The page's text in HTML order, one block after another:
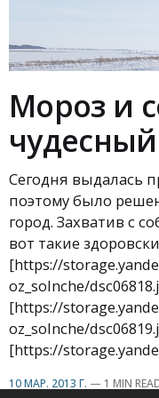
Мороз и
чудесный
Сегодня выдалась
поэтому было
город. Захватив с
вот такие
[https://
oz_solnche/
[https://
oz_solnche/
[https://
10 МАР. 2013 Г. — 1 MIN